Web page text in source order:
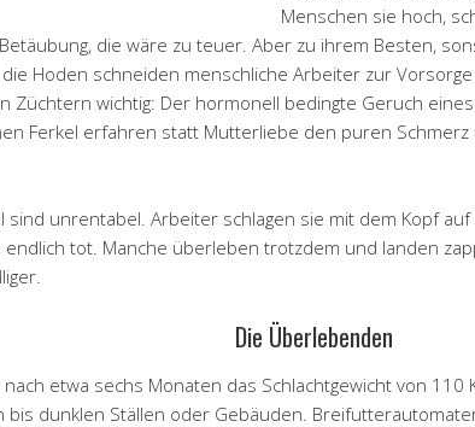
Menschen sie hoch,
die wäre zu teuer. Aber zu ihrem Besten,
Hoden schneiden menschliche Arbeiter zur
Züchtern wichtig: Der hormonell bedingte Geruch
Ferkel erfahren statt Mutterliebe den puren
sind unrentabel. Arbeiter schlagen sie mit dem Kopf
endlich tot. Manche überleben trotzdem und landen
Die Überlebenden
etwa sechs Monaten das Schlachtgewicht von
bis dunklen Ställen oder Gebäuden.